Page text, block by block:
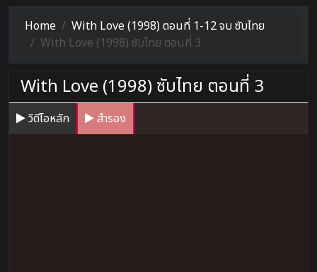
Home
With Love (1998) ตอนที่ 1-12 จบ ซับไทย
With Love (1998) ซับไทย ตอนที่ 3
With Love (1998) ซับไทย ตอนที่ 3
วิดีโอหลัก สำรอง